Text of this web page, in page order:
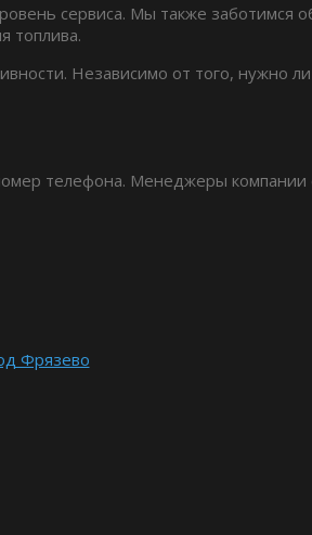
сервиса. Мы также заботимся
топлива.
Независимо от того, нужно
телефона. Менеджеры компании
Фрязево